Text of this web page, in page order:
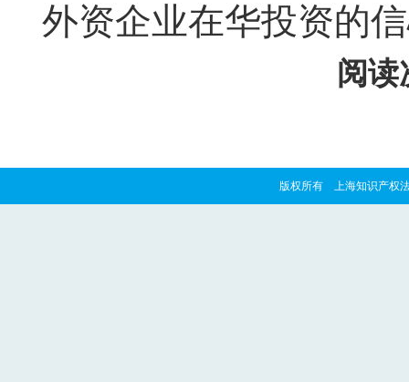
外资企业在华投资的
阅读
版权所有 上海知识产权法